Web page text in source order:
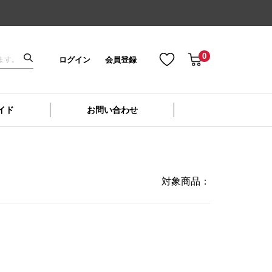
ログイン 会員登録 0
ド お問い合わせ
対象商品：